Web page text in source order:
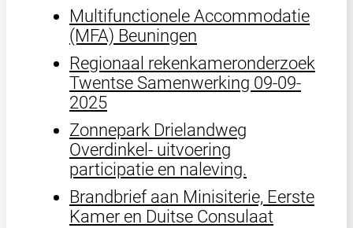
Multifunctionele Accommodatie
(MFA) Beuningen
Regionaal rekenkameronderzoek
Twentse Samenwerking 09-09-
2025
Zonnepark Drielandweg
Overdinkel- uitvoering
participatie en naleving.
Brandbrief aan Minisiterie, Eerste
Kamer en Duitse Consulaat